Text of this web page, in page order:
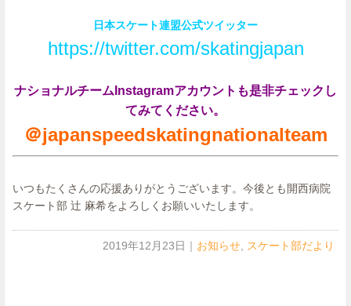
日本スケート連盟公式ツイッター
https://twitter.com/skatingjapan
ナショナルチームInstagramアカウントも是非チェックし
てみてください。
＠japanspeedskatingnationalteam
いつもたくさんの応援ありがとうございます。今後とも開西病院
スケート部 辻 麻希をよろしくお願いいたします。
2019年12月23日 ｜ お知らせ スケート部だより